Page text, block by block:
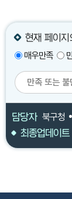
현재 페이
매우만족
담당자 북구청
최종업데이트